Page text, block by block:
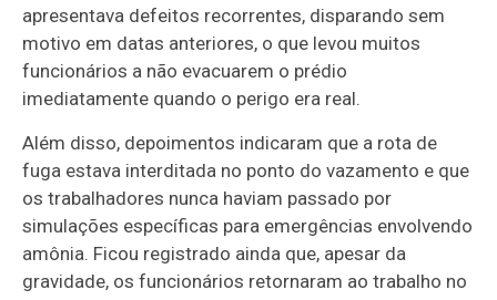
apresentava defeitos recorrentes, disparando sem
motivo em datas anteriores, o que levou muitos
funcionários a não evacuarem o prédio
imediatamente quando o perigo era real.
Além disso, depoimentos indicaram que a rota de
fuga estava interditada no ponto do vazamento e que
os trabalhadores nunca haviam passado por
simulações específicas para emergências envolvendo
amônia. Ficou registrado ainda que, apesar da
gravidade, os funcionários retornaram ao trabalho no